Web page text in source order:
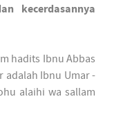
kecerdasannya
hadits Ibnu Abbas
adalah Ibnu Umar -
alaihi wa sallam